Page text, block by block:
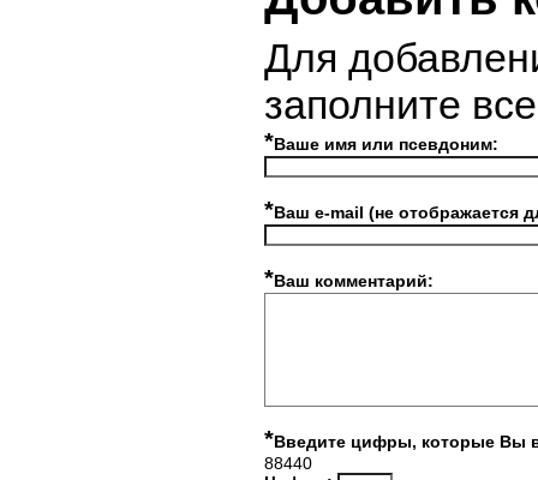
Для
заполните
*Ваше имя или псевдоним:
*Ваш e-mail (не отображается
*Ваш комментарий:
*Введите цифры, которые Вы
88440